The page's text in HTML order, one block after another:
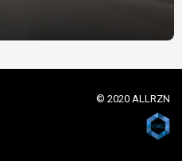
© 2020 ALLRZN